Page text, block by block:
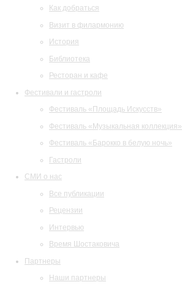
Как добраться
Визит в филармонию
История
Библиотека
Ресторан и кафе
Фестивали и гастроли
Фестиваль «Площадь Искусств»
Фестиваль «Музыкальная коллекция»
Фестиваль «Барокко в белую ночь»
Гастроли
СМИ о нас
Все публикации
Рецензии
Интервью
Время Шостаковича
Партнеры
Наши партнеры